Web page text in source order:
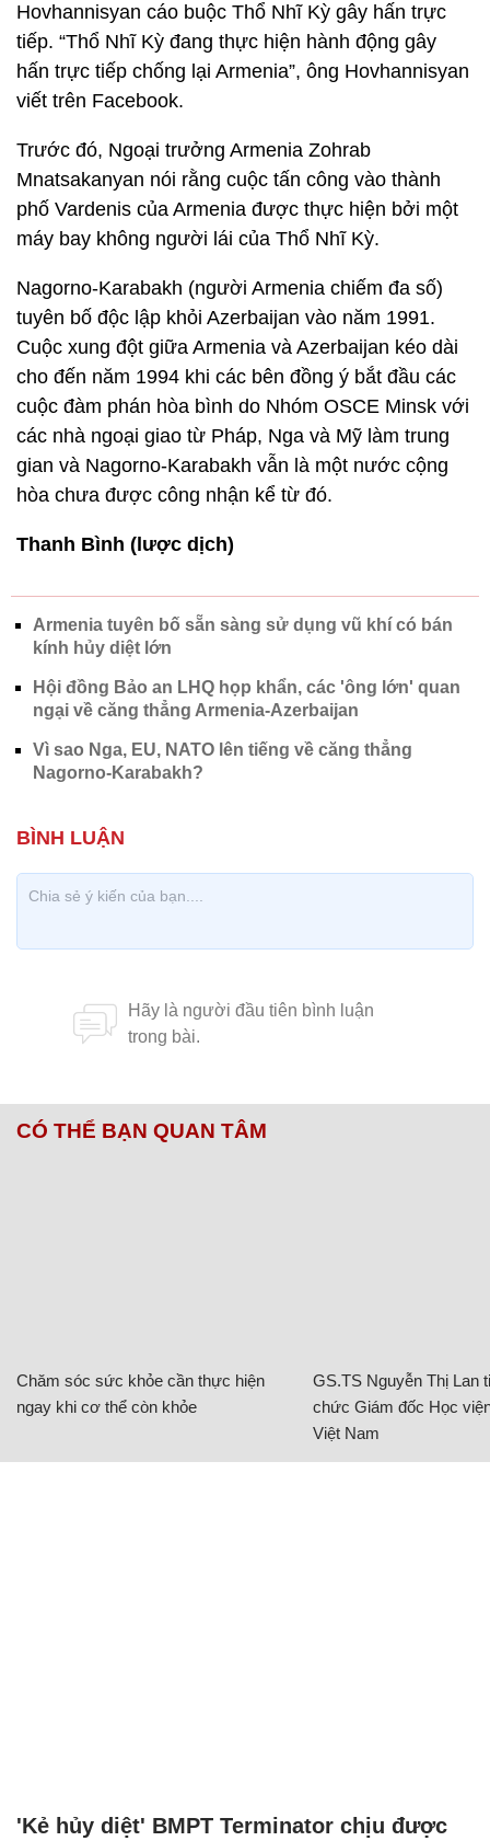
Hovhannisyan cáo buộc Thổ Nhĩ Kỳ gây hấn trực
tiếp. “Thổ Nhĩ Kỳ đang thực hiện hành động gây
hấn trực tiếp chống lại Armenia”, ông Hovhannisyan
viết trên Facebook.
Trước đó, Ngoại trưởng Armenia Zohrab
Mnatsakanyan nói rằng cuộc tấn công vào thành
phố Vardenis của Armenia được thực hiện bởi một
máy bay không người lái của Thổ Nhĩ Kỳ.
Nagorno-Karabakh (người Armenia chiếm đa số)
tuyên bố độc lập khỏi Azerbaijan vào năm 1991.
Cuộc xung đột giữa Armenia và Azerbaijan kéo dài
cho đến năm 1994 khi các bên đồng ý bắt đầu các
cuộc đàm phán hòa bình do Nhóm OSCE Minsk với
các nhà ngoại giao từ Pháp, Nga và Mỹ làm trung
gian và Nagorno-Karabakh vẫn là một nước cộng
hòa chưa được công nhận kể từ đó.
Thanh Bình (lược dịch)
Armenia tuyên bố sẵn sàng sử dụng vũ khí có bán
kính hủy diệt lớn
Hội đồng Bảo an LHQ họp khẩn, các 'ông lớn' quan
ngại về căng thẳng Armenia-Azerbaijan
Vì sao Nga, EU, NATO lên tiếng về căng thẳng
Nagorno-Karabakh?
CÓ THỂ BẠN QUAN TÂM
Chăm sóc sức khỏe cần thực hiện
ngay khi cơ thể còn khỏe
GS.TS Nguyễn Thị Lan
chức Giám đốc Học
Việt Nam
'Kẻ hủy diệt' BMPT Terminator chịu được